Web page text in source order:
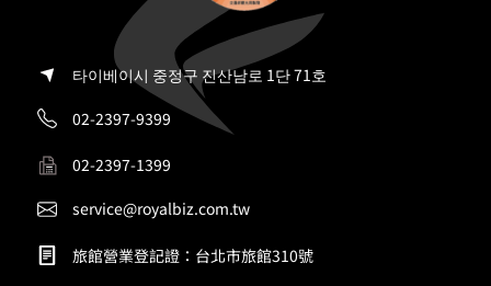
타이베이시 중정구 진산남로 1단 71호
02-2397-9399
02-2397-1399
service@royalbiz.com.tw
旅館營業登記證：台北市旅館310號